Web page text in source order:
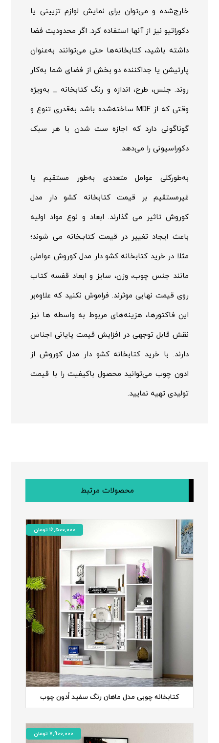
خارج‌شده و می‌توان برای نمایش لوازم تزیینی یا
دکوراتیو نیز از آنها استفاده کرد. اگر محدودیت فضا
داشته باشید، کتابخانه‌ها حتی می‌توانند به‌عنوان
پارتیشن یا جداکننده دو بخش از فضای شما به‌کار
روند. جنس، طرح، اندازه و رنگ کتابخانه _ به‌ویژه
وقتی که از MDF ساخته‌شده باشد به‌قدری تنوع و
گوناگونی دارد که اجازه ست شدن با هر سبک
دکوراسیونی را می‌دهد.
به‌طورکلی عوامل متعددی به‌طور مستقیم یا
غیرمستقیم بر قیمت کتابخانه کشو دار مدل
کوروش تاثیر می گذارند. ابعاد و نوع مواد اولیه
باعث ایجاد تغییر در قیمت کتابـخانه می شوند؛
مثلا در خرید کتابخانه کشو دار مدل کوروش عواملی
مانند جنس چوب، وزن، سایز و ابعاد قفسه کتاب
روی قیمت نهایی موثرند. فراموش نکنید که علاوه‌بر
این فاکتورها، هزینه‌های مربوط به واسطه ها نیز
نقش قابل توجهی در افزایش قیمت پایانی اجناس
دارند. با خرید کتابخانه کشو دار مدل کوروش از
ادون چوب می‌توانید محصول باکیفیت را با قیمت
تولیدی تهیه نمایید.
محصولات مرتبط
کتابخانه چوبی مدل ماهان رنگ سفید اُدون چوب
16,500,000 تومان
7,900,000 تومان